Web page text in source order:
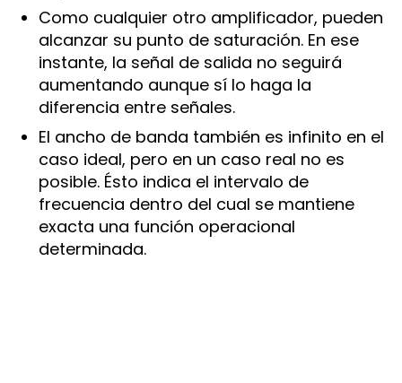
Como cualquier otro amplificador, pueden
alcanzar su punto de saturación. En ese
instante, la señal de salida no seguirá
aumentando aunque sí lo haga la
diferencia entre señales.
El ancho de banda también es infinito en el
caso ideal, pero en un caso real no es
posible. Ésto indica el intervalo de
frecuencia dentro del cual se mantiene
exacta una función operacional
determinada.